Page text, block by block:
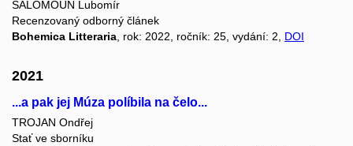
ŠALOMOUN Lubomír
Recenzovaný odborný článek
Bohemica Litteraria , rok: 2022, ročník: 25, vydání: 2, DOI
2021
...a pak jej Múza políbila na čelo...
TROJAN Ondřej
Stať ve sborníku